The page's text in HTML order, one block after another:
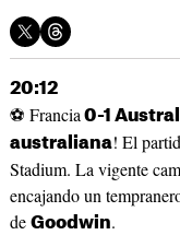
20:12
⚽ Francia 0-1
australiana! El
Stadium. La vigente
encajando un
de Goodwin.